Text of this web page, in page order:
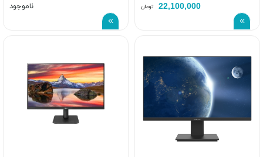
22,100,000 تومان ناموجود